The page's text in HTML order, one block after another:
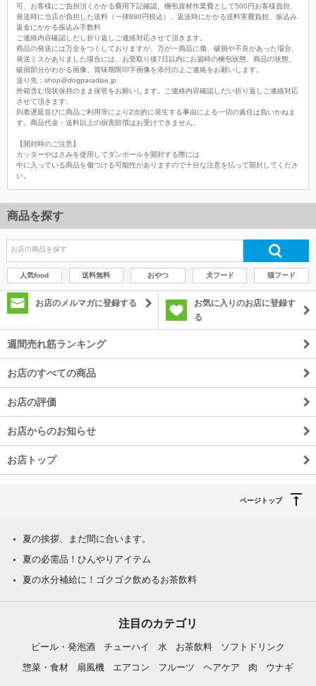
可、お客様にご負担頂くかかる費用下記確認、梱包資材作業費として500円お客様負担、
発送時に当店が負担した送料（一律880円税込）、返送時にかかる送料実費負担、振込み
返金にかかる振込み手数料
ご連絡内容確認しだし折り返しご連絡対応させて頂きます。
商品の発送には万全をつくしておりますが、万が一商品に傷、破損や不良があった場合、
発送ミスがありました場合には、お受取り後7日以内にお届時の梱包状態、商品の状態、
破損部分がわかる画像、賞味期限印字画像を添付の上ご連絡をお願いします。
送り先：shop@dogparadise.jp
外箱含む現状保持のまま保管をお願いします。ご連絡内容確認しだい折り返しご連絡対応
させて頂きます。
到着遅延並びに商品ご利用等により2次的に発生する事由による一切の責任は負いかねま
す。商品代金・送料以上の損害賠償はお受けできません。
【開封時のご注意】
カッターやはさみを使用してダンボールを開封する際には
中に入っている商品を傷つける可能性がありますので十分な注意を払って開封してくださ
い。
商品を探す
人気food 送料無料 おやつ 犬フード 猫フード
お店のメルマガに登録する
お気に入りのお店に登録す
る
週間売れ筋ランキング
お店のすべての商品
お店の評価
お店からのお知らせ
お店トップ
ページトップ
夏の挨拶、まだ間に合います。
夏の必需品！ひんやりアイテム
夏の水分補給に！ゴクゴク飲めるお茶飲料
注目のカテゴリ
ビール・発泡酒 チューハイ 水 お茶飲料
ソフトドリンク
惣菜・食材
扇風機 エアコン フルーツ ヘアケア 肉 ウナギ